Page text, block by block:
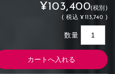
¥103,400(税別)
(税込 ¥113,740 )
数量